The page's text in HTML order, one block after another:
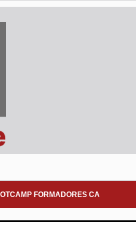
FORMADORES CA